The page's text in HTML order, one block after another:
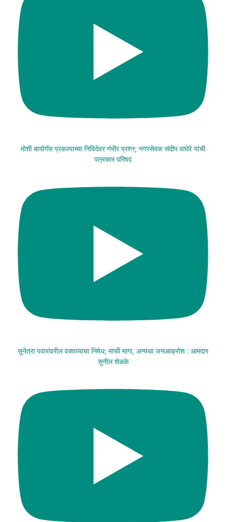
मोशी बायोगॅस प्रकल्पाच्या निविदेवर गंभीर प्रश्न; नगरसेवक संदीप वाघेरे यांची
पत्रकार परिषद
सुनेत्रा पवारांवरील वक्तव्याचा निषेध; माफी मागा, अन्यथा जनआक्रोश : आमदार
सुनील शेळके